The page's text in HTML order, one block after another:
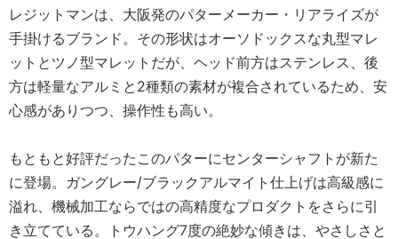
レジットマンは、大阪発のパターメーカー・リアライズが
手掛けるブランド。その形状はオーソドックスな丸型マレ
ットとツノ型マレットだが、ヘッド前方はステンレス、後
方は軽量なアルミと2種類の素材が複合されているため、安
心感がありつつ、操作性も高い。
もともと好評だったこのパターにセンターシャフトが新た
に登場。ガングレー/ブラックアルマイト仕上げは高級感に
溢れ、機械加工ならではの高精度なプロダクトをさらに引
き立てている。トウハング7度の絶妙な傾きは、やさしさと